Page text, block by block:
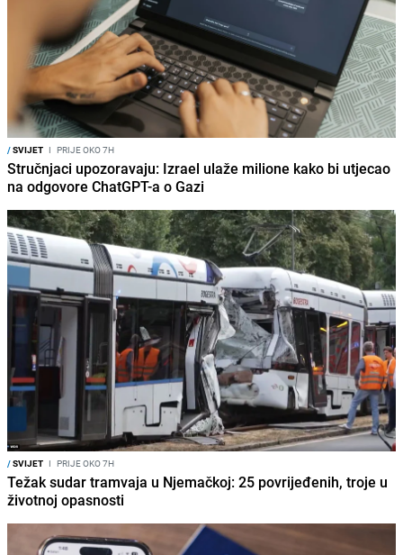
/SVIJET I PRIJE OKO 7H
Stručnjaci upozoravaju: Izrael ulaže milione kako bi utjecao
na odgovore ChatGPT-a o Gazi
/SVIJET I PRIJE OKO 7H
Težak sudar tramvaja u Njemačkoj: 25 povrijeđenih, troje u
životnoj opasnosti